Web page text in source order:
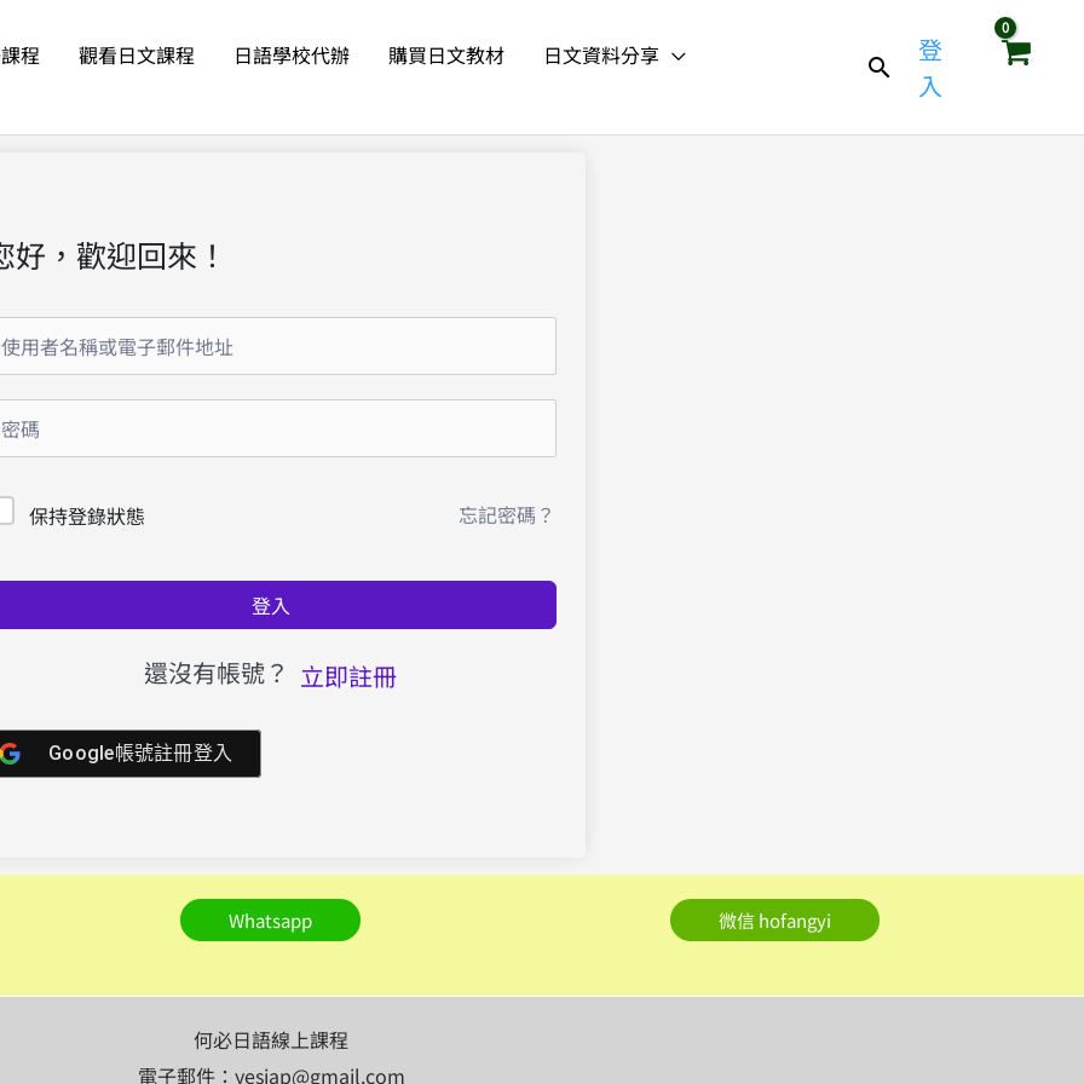
程 觀看日文課程 日語學校代辦 購買日文教材
日文資料分享
登
入
好，歡迎回來！
保持登錄狀態 忘記密碼？
登入
還沒有帳號？ 立即註冊
Google帳號註冊登入
Whatsapp 微信 hofangyi
何必日語線上課程
電子郵件：yesjap@gmail.com